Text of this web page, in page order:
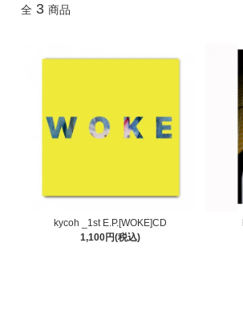
全 3 商品
kycoh _1st E.P.[WOKE]CD
1,100円(税込)